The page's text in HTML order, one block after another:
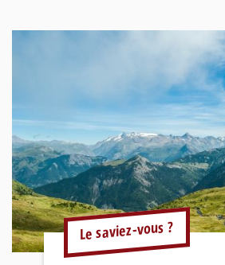
Le saviez-vous ?